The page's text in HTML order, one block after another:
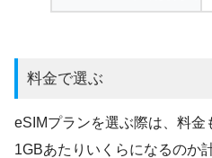
料金で選ぶ
eSIMプランを選ぶ際は、料金
1GBあたりいくらになるのか